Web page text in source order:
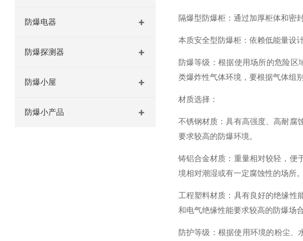
防爆电器
防爆探测器
防爆小屋
防爆小产品
隔爆型防爆柜：通过加厚柜体和密
本质安全型防爆柜：依赖低能量设
防爆等级 ：根据使用场所的危险
类爆炸性气体环境，要根据气体组
材质选择 ：
不锈钢材质 ：具有高强度、高耐
要求较高的防爆环境。
铸铝合金材质 ：重量相对较轻，
境相对潮湿或有一定腐蚀性的场所。
工程塑料材质 ：具有良好的绝缘
和电气绝缘性能要求较高的防爆场合
防护等级 ：根据使用环境的粉尘